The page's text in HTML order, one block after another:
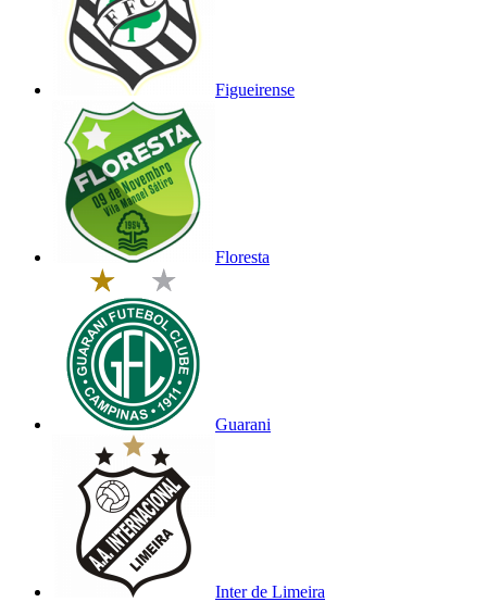
Figueirense
Floresta
Guarani
Inter de Limeira